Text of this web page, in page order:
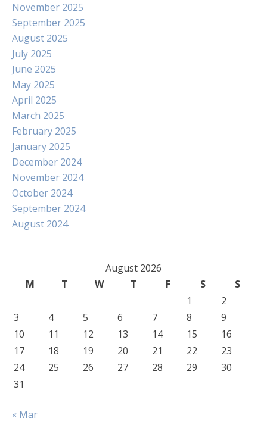
November 2025
September 2025
August 2025
July 2025
June 2025
May 2025
April 2025
March 2025
February 2025
January 2025
December 2024
November 2024
October 2024
September 2024
August 2024
August 2026
M
T W T F S
S
1
2
3
4 5 6 7 8
9
10
11 12 13 14 15
16
17
18 19 20 21 22
23
24
25 26 27 28 29
30
31
« Mar